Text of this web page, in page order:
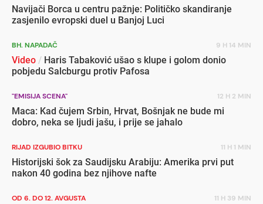
Navijači Borca u centru pažnje: Političko skandiranje
zasjenilo evropski duel u Banjoj Luci
BH. NAPADAČ 9 H 14 MIN
Video / Haris Tabaković ušao s klupe i golom donio
pobjedu Salcburgu protiv Pafosa
"EMISIJA SCENA" 12 H 2 MIN
Maca: Kad čujem Srbin, Hrvat, Bošnjak ne bude mi
dobro, neka se ljudi jašu, i prije se jahalo
RIJAD IZGUBIO BITKU 11 H 1 MIN
Historijski šok za Saudijsku Arabiju: Amerika prvi put
nakon 40 godina bez njihove nafte
OD 6. DO 12. AVGUSTA 11 H 39 MIN